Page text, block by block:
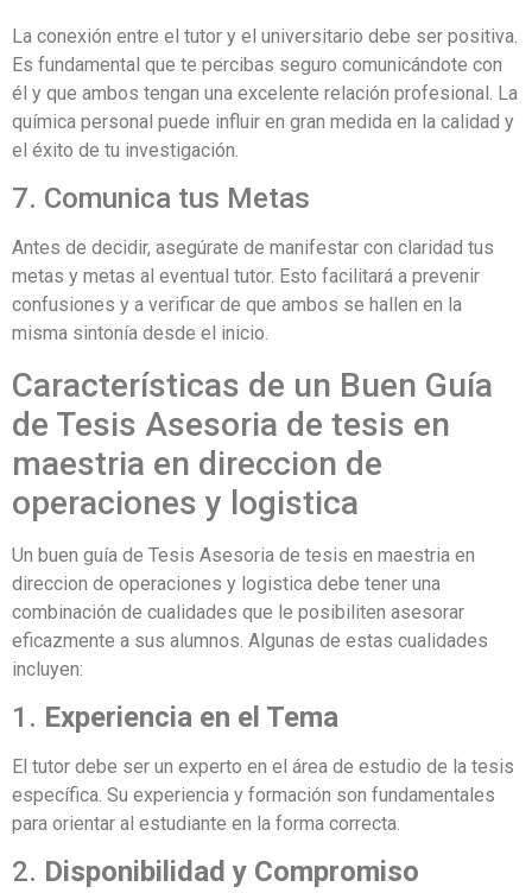
La conexión entre el tutor y el universitario debe ser positiva.
Es fundamental que te percibas seguro comunicándote con
él y que ambos tengan una excelente relación profesional. La
química personal puede influir en gran medida en la calidad y
el éxito de tu investigación.
7. Comunica tus Metas
Antes de decidir, asegúrate de manifestar con claridad tus
metas y metas al eventual tutor. Esto facilitará a prevenir
confusiones y a verificar de que ambos se hallen en la
misma sintonía desde el inicio.
Características de un Buen Guía
de Tesis Asesoria de tesis en
maestria en direccion de
operaciones y logistica
Un buen guía de Tesis Asesoria de tesis en maestria en
direccion de operaciones y logistica debe tener una
combinación de cualidades que le posibiliten asesorar
eficazmente a sus alumnos. Algunas de estas cualidades
incluyen:
1. Experiencia en el Tema
El tutor debe ser un experto en el área de estudio de la tesis
específica. Su experiencia y formación son fundamentales
para orientar al estudiante en la forma correcta.
2. Disponibilidad y Compromiso